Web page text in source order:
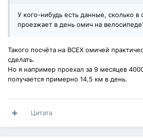
У кого-нибудь есть данные, сколько в
проезжает в день омич на
Такого посчёта на ВСЕХ омичей
сделать.
Но я например проехал за 9 месяцев
получается примерно 14,5 км в день.
Цитата